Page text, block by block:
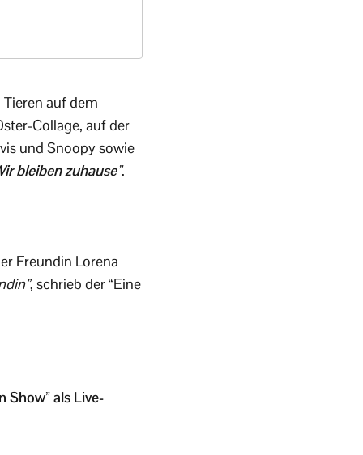
auf dem
Collage, auf der
und Snoopy sowie
bleiben zuhause”.
Freundin Lorena
, schrieb der “Eine
Show” als Live-